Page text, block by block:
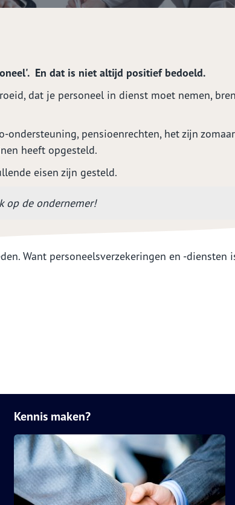
En dat is niet altijd positief bedoeld.
dat je personeel in dienst moet nemen,
pensioenrechten, het zijn
heeft opgesteld.
eisen zijn gesteld.
op de ondernemer!
Want personeelsverzekeringen en -diensten
Kennis maken?